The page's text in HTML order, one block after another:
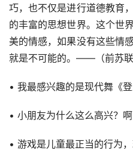
巧，也不仅是进行道德教育
的丰富的思想世界。这个世
美的情感，如果没有这些情
就是不可能的。——（前苏
• 我最感兴趣的是现代舞《
• 小朋友为什么这么高兴？
• 游戏是儿童最正当的行为